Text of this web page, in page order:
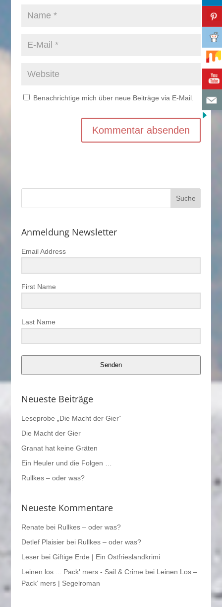
Benachrichtige mich über neue Beiträge via E-Mail.
Anmeldung Newsletter
Email Address
First Name
Last Name
Senden
Neueste Beiträge
Leseprobe „Die Macht der Gier“
Die Macht der Gier
Granat hat keine Gräten
Ein Heuler und die Folgen …
Rullkes – oder was?
Neueste Kommentare
Renate bei Rullkes – oder was?
Detlef Plaisierbei Rullkes – oder was?
Leserbei Giftige Erde | Ein Ostfrieslandkrimi
Leinen los ... Pack' mers - Sail & Crime bei Leinen Los –
Pack‘ mers | Segelroman